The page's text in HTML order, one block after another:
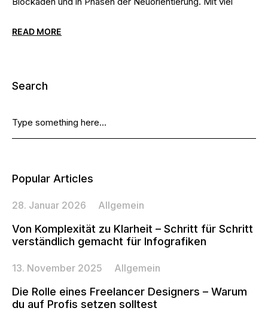
READ MORE
Search
Popular Articles
28. Januar 2026 Allgemein
Von Komplexität zu Klarheit – Schritt für Schritt
verständlich gemacht für Infografiken
13. November 2025 Allgemein
Die Rolle eines Freelancer Designers – Warum
du auf Profis setzen solltest